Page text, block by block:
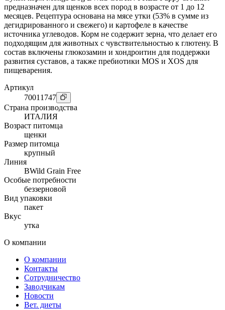
предназначен для щенков всех пород в возрасте от 1 до 12
месяцев. Рецептура основана на мясе утки (53% в сумме из
дегидрированного и свежего) и картофеле в качестве
источника углеводов. Корм не содержит зерна, что делает его
подходящим для животных с чувствительностью к глютену. В
состав включены глюкозамин и хондроитин для поддержки
развития суставов, а также пребиотики MOS и XOS для
пищеварения.
Артикул
70011747
Страна производства
ИТАЛИЯ
Возраст питомца
щенки
Размер питомца
крупный
Линия
BWild Grain Free
Особые потребности
беззерновой
Вид упаковки
пакет
Вкус
утка
О компании
О компании
Контакты
Сотрудничество
Заводчикам
Новости
Вет. диеты